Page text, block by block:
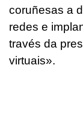
coruñesas a
redes e
través da
virtuais».